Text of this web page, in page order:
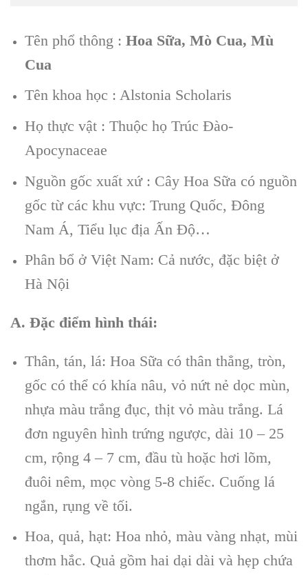
Tên phổ thông : Hoa Sữa, Mò Cua, Mù
Cua
Tên khoa học : Alstonia Scholaris
Họ thực vật : Thuộc họ Trúc Đào-
Apocynaceae
Nguồn gốc xuất xứ : Cây Hoa Sữa có nguồn
gốc từ các khu vực: Trung Quốc, Đông
Nam Á, Tiểu lục địa Ấn Độ…
Phân bổ ở Việt Nam: Cả nước, đặc biệt ở
Hà Nội
A. Đặc điểm hình thái:
Thân, tán, lá: Hoa Sữa có thân thẳng, tròn,
gốc có thể có khía nâu, vỏ nứt nẻ dọc mùn,
nhựa màu trắng đục, thịt vỏ màu trắng. Lá
đơn nguyên hình trứng ngược, dài 10 – 25
cm, rộng 4 – 7 cm, đầu tù hoặc hơi lõm,
đuôi nêm, mọc vòng 5-8 chiếc. Cuống lá
ngắn, rụng về tối.
Hoa, quả, hạt: Hoa nhỏ, màu vàng nhạt, mùi
thơm hắc. Quả gồm hai dại dài và hẹp chứa